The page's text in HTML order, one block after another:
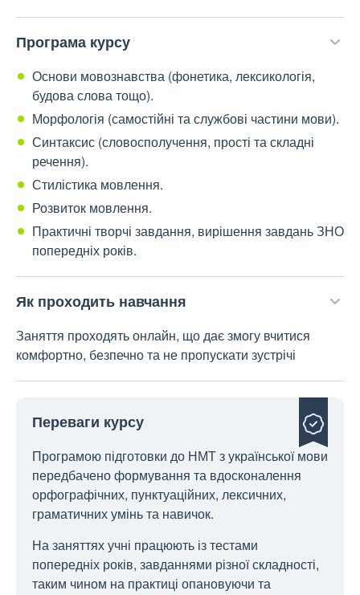
Програма курсу
Основи мовознавства (фонетика, лексикологія,
будова слова тощо).
Морфологія (самостійні та службові частини мови).
Синтаксис (словосполучення, прості та складні
речення).
Стилістика мовлення.
Розвиток мовлення.
Практичні творчі завдання, вирішення завдань ЗНО
попередніх років.
Як проходить навчання
Заняття проходять онлайн, що дає змогу вчитися
комфортно, безпечно та не пропускати зустрічі
Переваги курсу
Програмою підготовки до НМТ з української мови
передбачено формування та вдосконалення
орфографічних, пунктуаційних, лексичних,
граматичних умінь та навичок.
На заняттях учні працюють із тестами
попередніх років, завданнями різної складності,
таким чином на практиці опановуючи та